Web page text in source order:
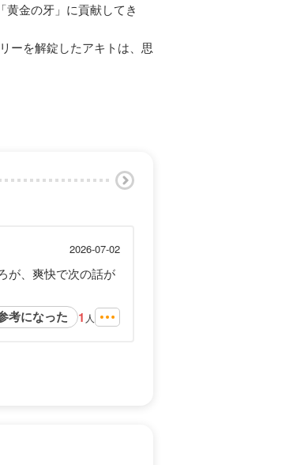
金の牙」に貢献してき
ーを解錠したアキトは、思
2026-07-02
が、爽快で次の話が
考になった 1 人